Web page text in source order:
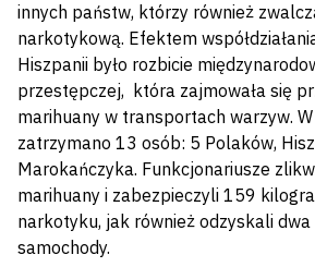
innych państw, którzy również
narkotykową. Efektem
Hiszpanii było rozbicie
przestępczej, która zajmowała się
marihuany w transportach warzyw.
zatrzymano 13 osób: 5 Polaków,
Marokańczyka. Funkcjonariusze
marihuany i zabezpieczyli 159
narkotyku, jak również odzyskali dwa
samochody.